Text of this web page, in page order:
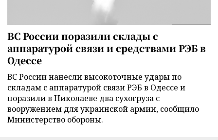
ВС России поразили склады с
аппаратурой связи и средствами РЭБ в
Одессе
ВС России нанесли высокоточные удары по
складам с аппаратурой связи РЭБ в Одессе и
поразили в Николаеве два сухогруза с
вооружением для украинской армии, сообщило
Министерство обороны.